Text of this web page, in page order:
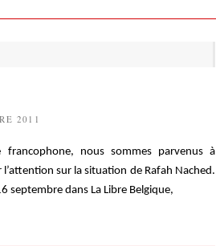
2011
francophone, nous sommes parvenus à
sur la situation de Rafah Nached.
septembre dans La Libre Belgique,